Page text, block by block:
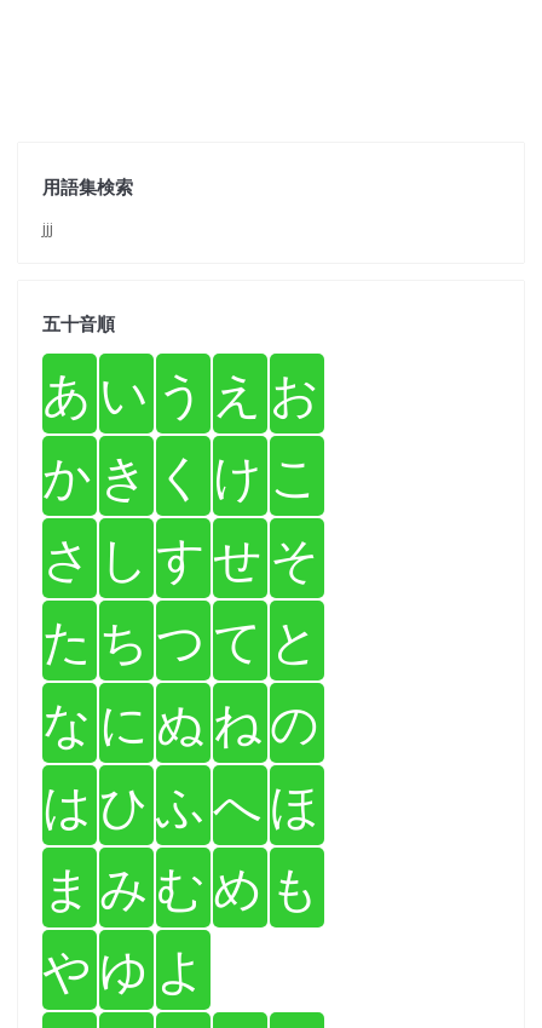
用語集検索
jjj
五十音順
あ い う え お
か き く け こ
さ し すせ そ
た ち つ て と
な に ぬ ねの
は ひふへほ
ま み むめ も
や ゆ よ